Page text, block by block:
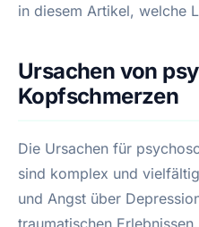
in diesem Artikel, welche
Ursachen von
Kopfschmerzen
Die Ursachen für
sind komplex und
und Angst über
traumatischen